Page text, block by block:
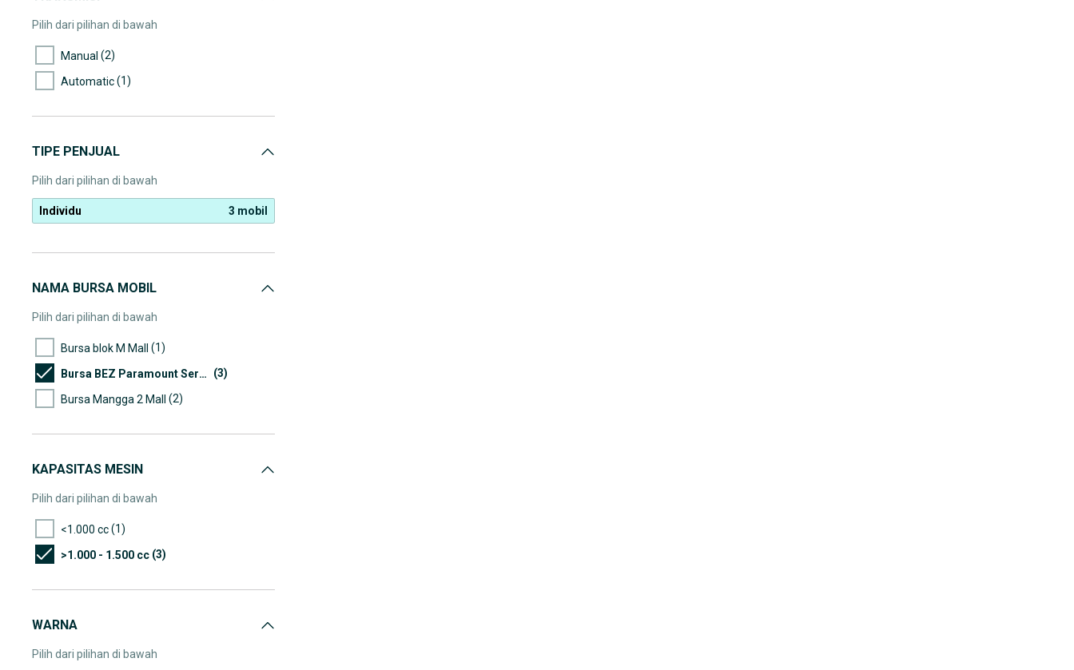
Pilih dari pilihan di bawah
Manual (2)
Automatic(1)
TIPE PENJUAL
Pilih dari pilihan di bawah
Individu 3 mobil
NAMA BURSA MOBIL
Pilih dari pilihan di bawah
Bursa blok M Mall (1)
Bursa BEZ Paramount Serpong (3)
Bursa Mangga 2 Mall (2)
KAPASITAS MESIN
Pilih dari pilihan di bawah
<1.000 cc(1)
>1.000 - 1.500 cc (3)
WARNA
Pilih dari pilihan di bawah